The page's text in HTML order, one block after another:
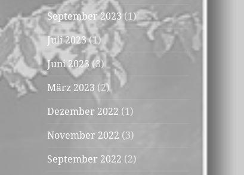
September 2023(1)
Juli 2023(1)
Juni 2023 (3)
März 2023 (2)
Dezember 2022 (1)
November 2022 (3)
September 2022 (2)